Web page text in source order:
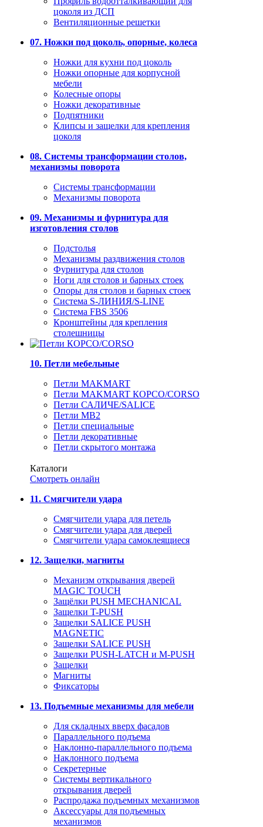
цоколя из ДСП
Вентиляционные решетки
07. Ножки под цоколь, опорные, колеса
Ножки для кухни под цоколь
Ножки опорные для корпусной
мебели
Колесные опоры
Ножки декоративные
Подпятники
Клипсы и защелки для крепления
цоколя
08. Системы трансформации столов,
механизмы поворота
Системы трансформации
Механизмы поворота
09. Механизмы и фурнитура для
изготовления столов
Подстолья
Механизмы раздвижения столов
Фурнитура для столов
Ноги для столов и барных стоек
Опоры для столов и барных стоек
Система S-ЛИНИЯ/S-LINE
Система FBS 3506
Кронштейны для крепления
столешницы
10. Петли мебельные
Петли MAKMART
Петли MAKMART КОРСО/CORSO
Петли САЛИЧЕ/SALICE
Петли MB2
Петли специальные
Петли декоративные
Петли скрытого монтажа
Каталоги
Смотреть онлайн
11. Смягчители удара
Смягчители удара для петель
Смягчители удара для дверей
Cмягчители удара самоклеящиеся
12. Защелки, магниты
Механизм открывания дверей
MAGIC TOUCH
Защёлки PUSH MECHANICAL
Защелки T-PUSH
Защелки SALICE PUSH
MAGNETIC
Защелки SALICE PUSH
Защелки PUSH-LATCH и M-PUSH
Защелки
Магниты
Фиксаторы
13. Подъемные механизмы для мебели
Для складных вверх фасадов
Параллельного подъема
Наклонно-параллельного подъема
Наклонного подъема
Секретерные
Системы вертикального
открывания дверей
Распродажа подъемных механизмов
Аксессуары для подъемных
механизмов